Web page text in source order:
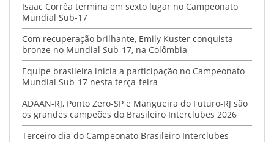
Isaac Corrêa termina em sexto lugar no Campeonato
Mundial Sub-17
Com recuperação brilhante, Emily Kuster conquista
bronze no Mundial Sub-17, na Colômbia
Equipe brasileira inicia a participação no Campeonato
Mundial Sub-17 nesta terça-feira
ADAAN-RJ, Ponto Zero-SP e Mangueira do Futuro-RJ são
os grandes campeões do Brasileiro Interclubes 2026
Terceiro dia do Campeonato Brasileiro Interclubes